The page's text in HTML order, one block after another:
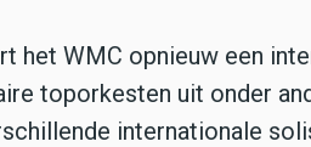
het WMC opnieuw een
toporkesten uit onder
internationale